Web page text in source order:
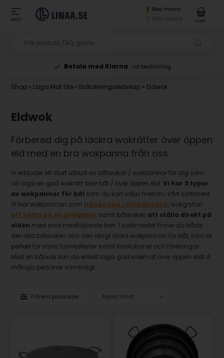
MENY
Med moms
Utan moms
KORG
Betala med Klarna vid beställning
Shop » Laga Mat Ute » Eldkokningsredskap » Eldwok
Eldwok
Förbered dig på läckra wokrätter över öppen
eld med en bra wokpanna från oss
Vi erbjuder ett stort utbud av bålwokar / wokpannor för dig som
vill laga en god wokrätt över bål / över öppen eld.Vi har 3 typer
av wokpannor för bål som du kan välja mellan i vårt sortiment.
Vi har wokpannan som hängs upp i ett bålstativ, wokgrytan
att sätta på en grillgaller samt bålwoken att ställa direkt på
elden med sina medföljande ben. I sortimentet finner du både
den lilla bålwoken och den riktigt stora wokpannan för bål, som är
perfekt för stora familjefester samt institutioner och föreningar.
Med en bålwok kan du enkelt laga god wokmat över öppen eldt ill
många personer samtidigt.
Filtrera produkter